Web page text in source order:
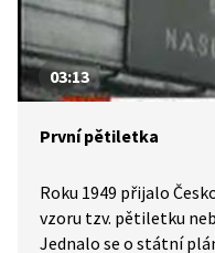
03:13
První pětiletka
Roku 1949 přijalo
vzoru tzv. pětiletku
Jednalo se o státní